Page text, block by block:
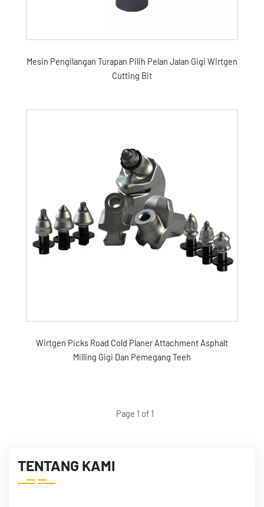
Mesin Pengilangan Turapan Pilih Pelan Jalan Gigi Wirtgen
Cutting Bit
Wirtgen Picks Road Cold Planer Attachment Asphalt
Milling Gigi Dan Pemegang Teeh
Page 1 of 1
TENTANG KAMI